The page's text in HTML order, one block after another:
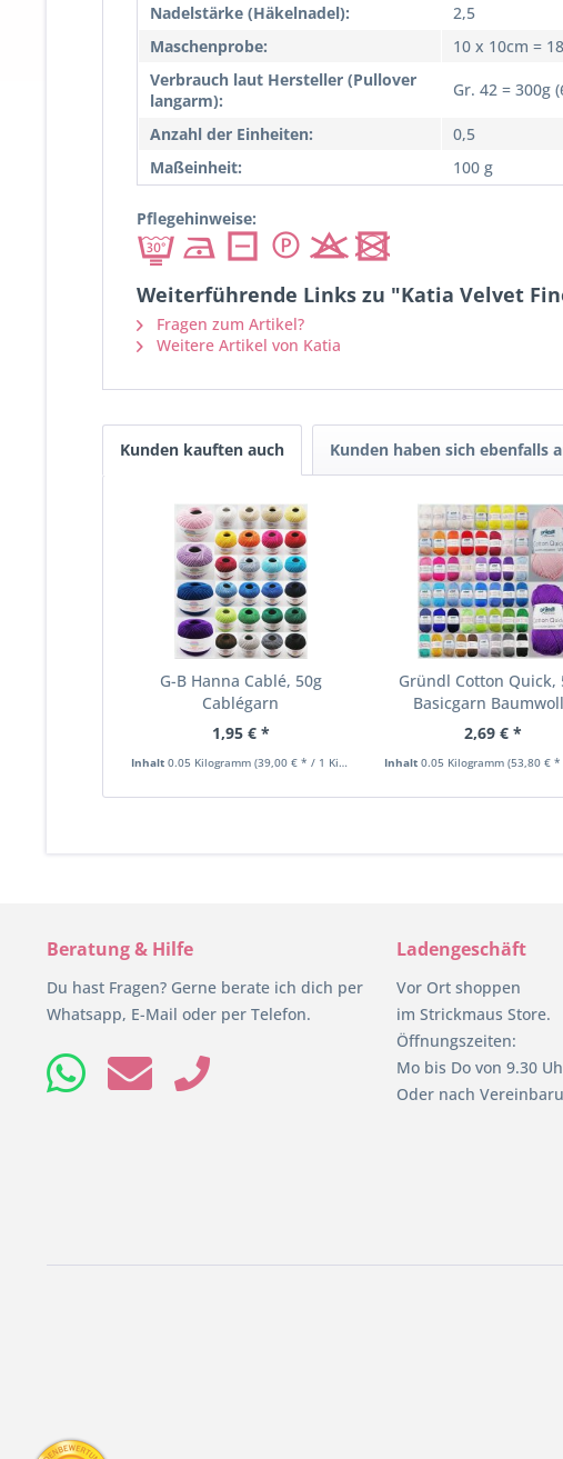
Nadelstärke (Häkelnadel):
2,5
Maschenprobe:
10 x 10cm =
Verbrauch laut Hersteller (Pullover
langarm):
Gr. 42 = 300g
Anzahl der Einheiten:
0,5
Maßeinheit:
100 g
Pflegehinweise:
Weiterführende Links zu "Katia Velvet
Fragen zum Artikel?
Weitere Artikel von Katia
Kunden kauften auch Kunden haben sich ebenfalls
G-B Hanna Cablé, 50g
Cablégarn
1,95 € *
Inhalt 0.05 Kilogramm (39,00 € * / 1 Kilogramm)
Gründl Cotton Quick,
Basicgarn
2,69 € *
Inhalt 0.05 Kilogramm (53,80 € * / 1
Beratung & Hilfe
Du hast Fragen? Gerne berate ich dich per
Whatsapp, E-Mail oder per Telefon.
Ladengeschäft
Vor Ort shoppen
im Strickmaus Store.
Öffnungszeiten:
Mo bis Do von 9.30
Oder nach